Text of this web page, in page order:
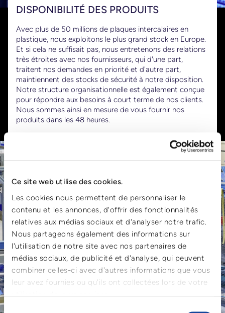
Ce site web utilise des cookies.
Les cookies nous permettent de personnaliser le
contenu et les annonces, d'offrir des fonctionnalités
relatives aux médias sociaux et d'analyser notre trafic.
Nous partageons également des informations sur
l'utilisation de notre site avec nos partenaires de
médias sociaux, de publicité et d'analyse, qui peuvent
combiner celles-ci avec d'autres informations que vous
leur avez fournies ou qu'ils ont collectées lors de votre
Sélection
DISPONIBILITÉ DES PRODUITS
Avec plus de 50 millions de plaques intercalaires en
plastique, nous exploitons le plus grand stock en Europe.
Et si cela ne suffisait pas, nous entretenons des relations
très étroites avec nos fournisseurs, qui d'une part,
traitent nos demandes en priorité et d'autre part,
maintiennent des stocks de sécurité à notre disposition.
Notre structure organisationnelle est également conçue
pour répondre aux besoins à court terme de nos clients.
Nous sommes ainsi en mesure de vous fournir nos
produits dans les 48 heures.